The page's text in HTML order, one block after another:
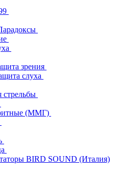
зрения
слуха
(ММГ)
BIRD SOUND (Италия)